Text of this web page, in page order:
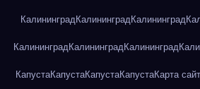
КалининградКалининградКалининград
Калининград Калининград Калининград
КапустаКапустаКапустаКапустаКарта